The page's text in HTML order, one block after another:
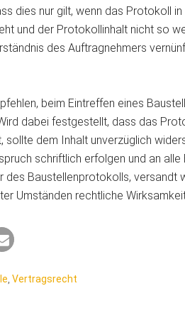
dies nur gilt, wenn das Protokoll
und der Protokollinhalt nicht so
des Auftragnehmers
beim Eintreffen eines
dabei festgestellt, dass das
dem Inhalt unverzüglich
schriftlich erfolgen und an alle
Baustellenprotokolls, versandt
Umständen rechtliche
Vertragsrecht